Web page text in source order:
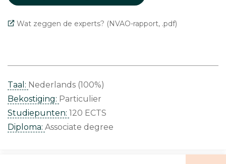
Wat zeggen de experts? (NVAO-rapport, .pdf)
Taal: Nederlands (100%)
Bekostiging: Particulier
Studiepunten: 120 ECTS
Diploma: Associate degree